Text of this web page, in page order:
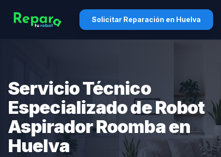
Solicitar Reparación en Huelva
Servicio Técnico
Especializado de Robot
Aspirador Roomba en
Huelva